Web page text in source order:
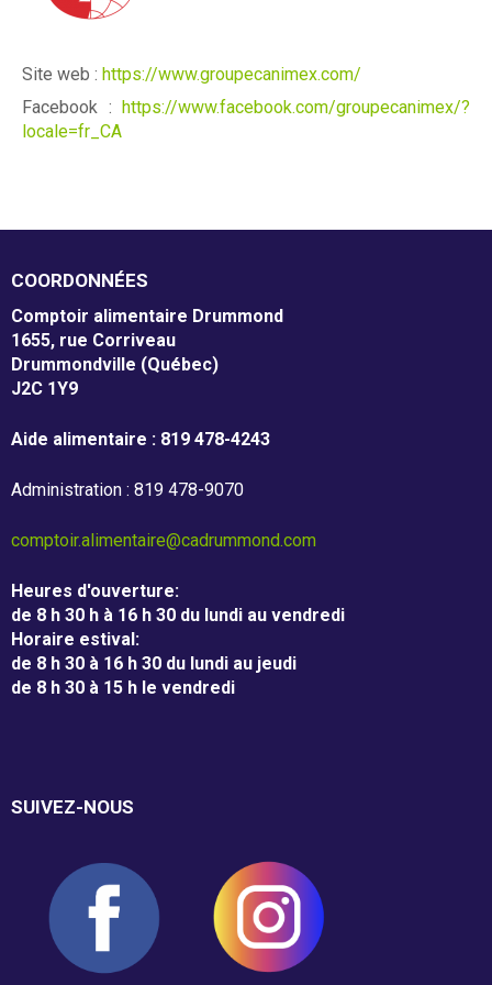
e
n
i
r
e
D
u
m
m
o
n
d
Mission et valeurs
Services
Notre équipe
Rapports annuel d'activités
Donner
Associés à la récupération alimentaire
Entreprises
Individus
Campagne de financement
Site web : https://www.groupecanimex.com/
Facebook : https://www.facebook.com/groupecanimex/?
locale=fr_CA
COORDONNÉES
Comptoir alimentaire Drummond
1655, rue Corriveau
Drummondville (Québec)
J2C 1Y9
Aide alimentaire : 819 478-4243
Administration : 819 478-9070
comptoir.alimentaire@cadrummond.com
Heures d'ouverture:
de 8 h 30 h à 16 h 30 du lundi au vendredi
Horaire estival:
de 8 h 30 à 16 h 30 du lundi au jeudi
de 8 h 30 à 15 h le vendredi
SUIVEZ-NOUS